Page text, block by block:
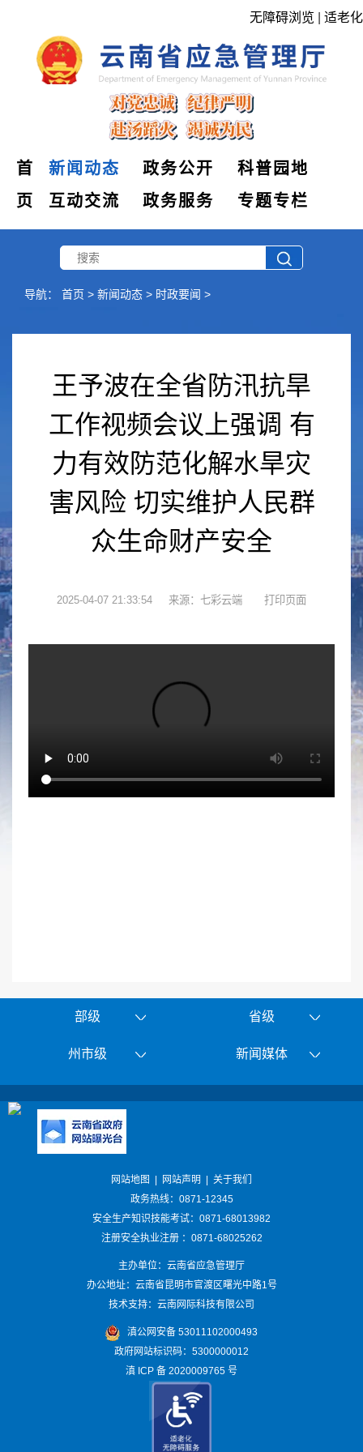
无障碍浏览 适老化
首
页
新闻动态 政务公开
科普园地
互动交流
政务服务 专题专栏
导航： 首页 > 新闻动态 > 时政要闻 >
王予波在全省防汛抗旱
工作视频会议上强调 有
力有效防范化解水旱灾
害风险 切实维护人民群
众生命财产安全
2025-04-07 21:33:54 来源：七彩云端
部级 省级
州市级 新闻媒体
网站地图 网站声明
关于我们
政务热线：0871-12345
安全生产知识技能考试：0871-68013982
注册安全执业注册 ：0871-68025262
主办单位：云南省应急管理厅
办公地址：云南省昆明市官渡区曙光中路1号
技术支持：云南网际科技有限公司
滇公网安备 53011102000493
政府网站标识码：5300000012
滇 ICP 备 2020009765 号